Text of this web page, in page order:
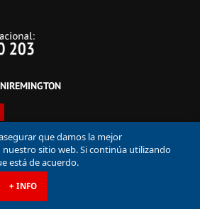
2026
que damos la mejor
nuestro sitio web. Si continúa utilizando
está de acuerdo.
+ INFO